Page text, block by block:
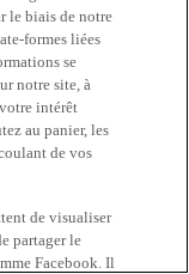
le biais de notre
formes liées
se
notre site, à
intérêt
au panier, les
de vos
de visualiser
partager le
Facebook. Il